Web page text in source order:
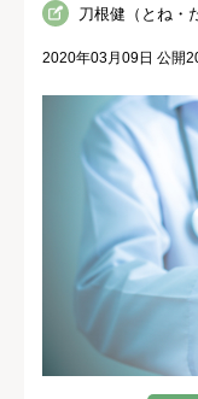
刀根健（とね・
2020年03月09日 公開